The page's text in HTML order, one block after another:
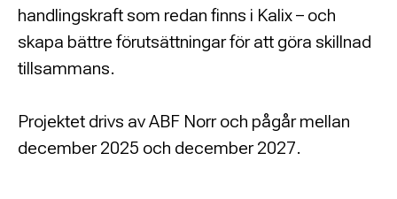
handlingskraft som redan finns i Kalix – och
skapa bättre förutsättningar för att göra skillnad
tillsammans.
Projektet drivs av ABF Norr och pågår mellan
december 2025 och december 2027.